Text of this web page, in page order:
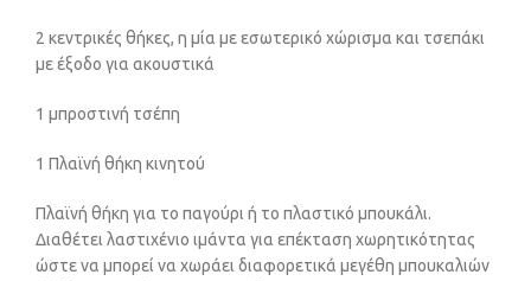
2 κεντρικές θήκες, η μία με εσωτερικό χώρισμα και τσεπάκι
με έξοδο για ακουστικά
1 μπροστινή τσέπη
1 Πλαϊνή θήκη κινητού
Πλαϊνή θήκη για το παγούρι ή το πλαστικό μπουκάλι.
Διαθέτει λαστιχένιο ιμάντα για επέκταση χωρητικότητας
ώστε να μπορεί να χωράει διαφορετικά μεγέθη μπουκαλιών